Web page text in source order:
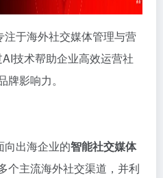
于海外社交媒体管理与营
技术帮助企业高效运营社
影响力。
出海企业的智能社交媒体
个主流海外社交渠道，并利